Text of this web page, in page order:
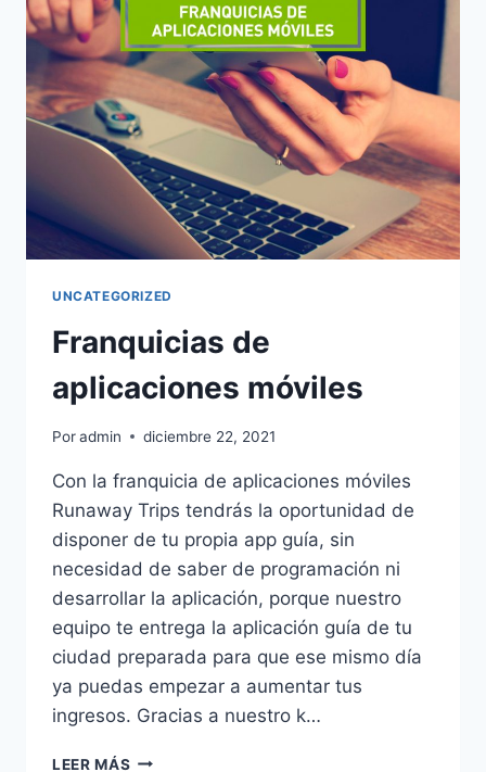
UNCATEGORIZED
Franquicias de
aplicaciones móviles
Poradmin diciembre 22, 2021
Con la franquicia de aplicaciones móviles
Runaway Trips tendrás la oportunidad de
disponer de tu propia app guía, sin
necesidad de saber de programación ni
desarrollar la aplicación, porque nuestro
equipo te entrega la aplicación guía de tu
ciudad preparada para que ese mismo día
ya puedas empezar a aumentar tus
ingresos. Gracias a nuestro k…
LEER MÁS